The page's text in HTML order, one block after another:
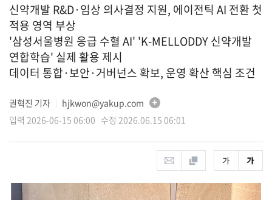
신약개발 R&D·임상 의사결정 지원, 에이전틱 AI 전환 첫
적용 영역 부상
'삼성서울병원 응급 수혈 AI' 'K-MELLODDY 신약개발
연합학습' 실제 활용 제시
데이터 통합·보안·거버넌스 확보, 운영 확산 핵심 조건
권혁진 기자
hjkwon@yakup.com
입력 2026-06-15 06:00 수정 2026.06.15 06:01